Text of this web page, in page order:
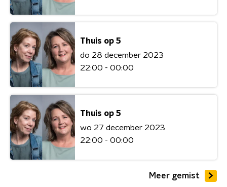
Thuis op 5
do 28 december 2023
22:00 - 00:00
Thuis op 5
wo 27 december 2023
22:00 - 00:00
Meer gemist